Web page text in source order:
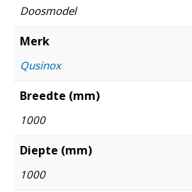
Doosmodel
Merk
Qusinox
Breedte (mm)
1000
Diepte (mm)
1000